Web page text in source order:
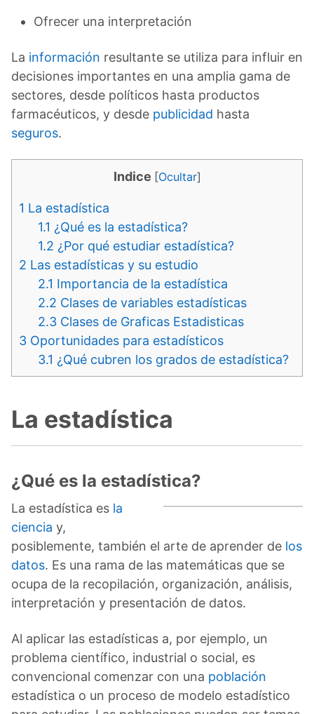
Ofrecer una interpretación
La información resultante se utiliza para influir en
decisiones importantes en una amplia gama de
sectores, desde políticos hasta productos
farmacéuticos, y desde publicidad hasta
seguros.
Indice [Ocultar]
1 La estadística
1.1 ¿Qué es la estadística?
1.2 ¿Por qué estudiar estadística?
2 Las estadísticas y su estudio
2.1 Importancia de la estadística
2.2 Clases de variables estadísticas
2.3 Clases de Graficas Estadisticas
3 Oportunidades para estadísticos
3.1 ¿Qué cubren los grados de estadística?
La estadística
¿Qué es la estadística?
La estadística es la
ciencia y,
posiblemente, también el arte de aprender de los
datos. Es una rama de las matemáticas que se
ocupa de la recopilación, organización, análisis,
interpretación y presentación de datos.
Al aplicar las estadísticas a, por ejemplo, un
problema científico, industrial o social, es
convencional comenzar con una población
estadística o un proceso de modelo estadístico